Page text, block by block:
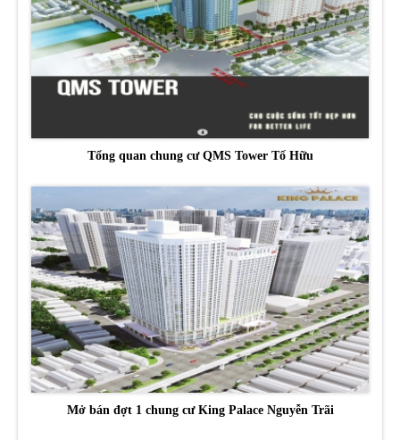
Tổng quan chung cư QMS Tower Tố Hữu
Mở bán đợt 1 chung cư King Palace Nguyễn Trãi